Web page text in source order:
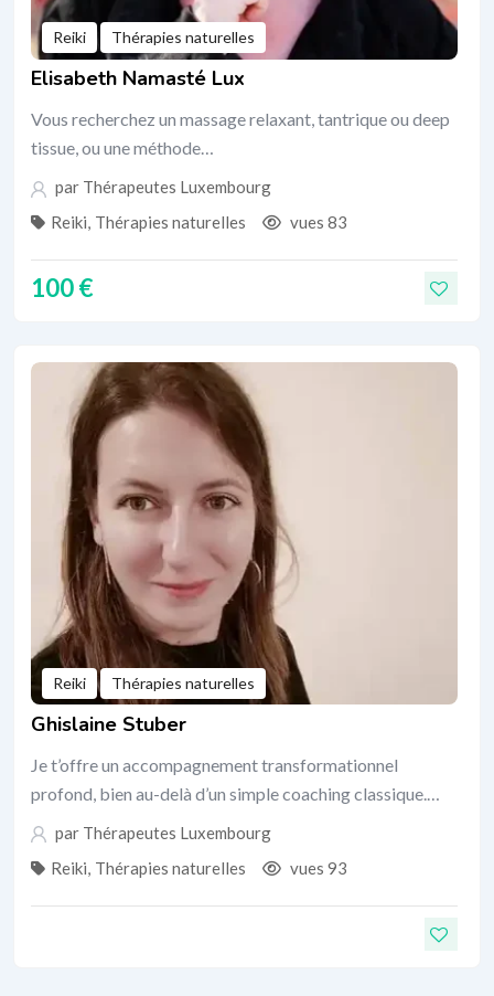
Reiki Thérapies naturelles
Elisabeth Namasté Lux
Vous recherchez un massage relaxant, tantrique ou deep
tissue, ou une méthode…
par Thérapeutes Luxembourg
Reiki, Thérapies naturelles vues 83
100€
Reiki Thérapies naturelles
Ghislaine Stuber
Je t’offre un accompagnement transformationnel
profond, bien au-delà d’un simple coaching classique.…
par Thérapeutes Luxembourg
Reiki Thérapies naturelles vues 93